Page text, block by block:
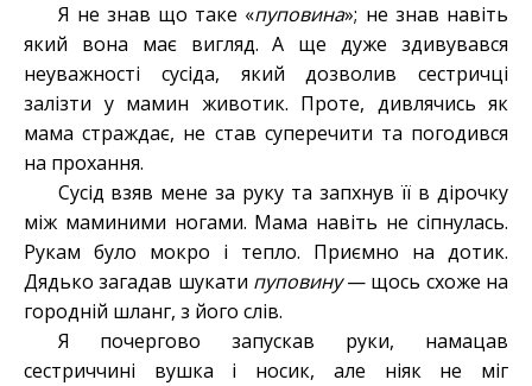
Я не знав що таке «пуповина»; не знав навіть
який вона має вигляд. А ще дуже здивувався
неуважності сусіда, який дозволив сестричці
залізти у мамин животик. Проте, дивлячись як
мама страждає, не став суперечити та погодився
на прохання.
Сусід взяв мене за руку та запхнув її в дірочку
між маминими ногами. Мама навіть не сіпнулась.
Рукам було мокро і тепло. Приємно на дотик.
Дядько загадав шукати пуповину— щось схоже на
городній шланг, з його слів.
Я почергово запускав руки, намацав
сестриччині вушка і носик, але ніяк не міг